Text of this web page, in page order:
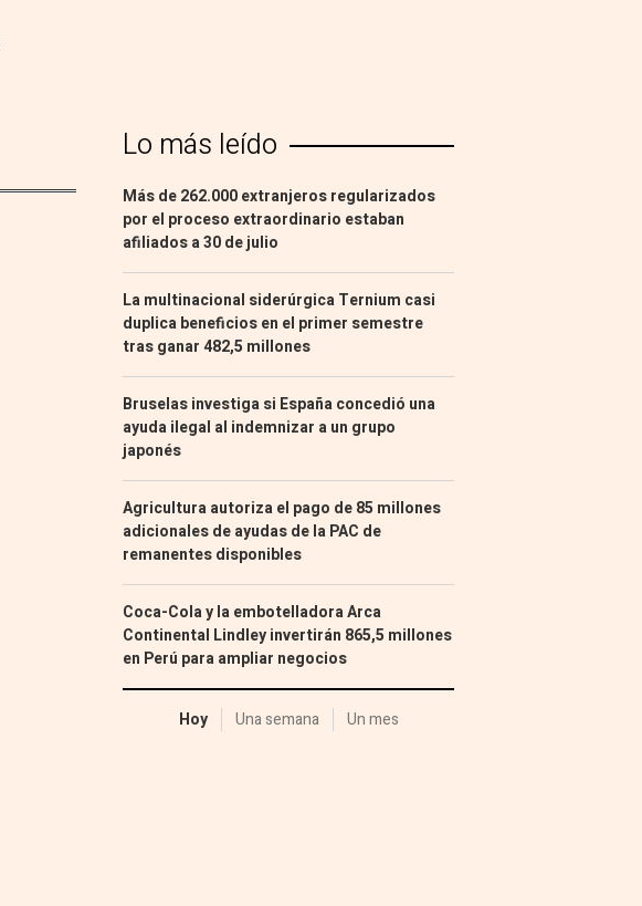
Lo más leído
Más de 262.000 extranjeros regularizados
por el proceso extraordinario estaban
afiliados a 30 de julio
La multinacional siderúrgica Ternium casi
duplica beneficios en el primer semestre
tras ganar 482,5 millones
Bruselas investiga si España concedió una
ayuda ilegal al indemnizar a un grupo
japonés
Agricultura autoriza el pago de 85 millones
adicionales de ayudas de la PAC de
remanentes disponibles
Coca-Cola y la embotelladora Arca
Continental Lindley invertirán 865,5 millones
en Perú para ampliar negocios
Hoy Una semana Un mes